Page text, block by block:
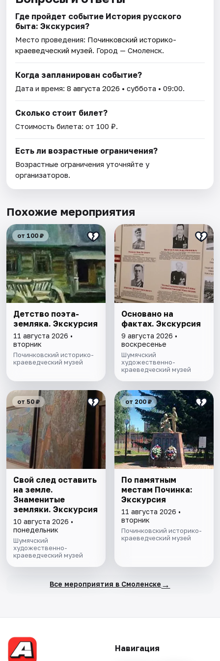
Где пройдет событие История русского
быта: Экскурсия?
Место проведения: Починковский историко-
краеведческий музей. Город — Смоленск.
Когда запланирован событие?
Дата и время:8 августа 2026 • суббота • 09:00.
Сколько стоит билет?
Стоимость билета: от 100 ₽.
Есть ли возрастные ограничения?
Возрастные ограничения уточняйте у
организаторов.
Похожие мероприятия
от 100 ₽
Детство поэта-
земляка. Экскурсия
11 августа 2026 •
вторник
Починковский историко-
краеведческий музей
Основано на
фактах. Экскурсия
9 августа 2026 •
воскресенье
Шумячский
художественно-
краеведческий музей
от 50 ₽
Свой след оставить
на земле.
Знаменитые
земляки. Экскурсия
10 августа 2026 •
понедельник
Шумячский
художественно-
краеведческий музей
от 200 ₽
По памятным
местам Починка:
Экскурсия
11 августа 2026 •
вторник
Починковский историко-
краеведческий музей
Все мероприятия в Смоленске →
Навигация